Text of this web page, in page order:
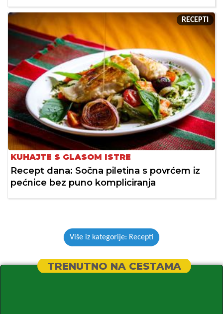
RECEPTI
KUHAJTE S GLASOM ISTRE
Recept dana: Sočna piletina s povrćem iz
pećnice bez puno kompliciranja
Više iz kategorije: Recepti
TRENUTNO NA CESTAMA